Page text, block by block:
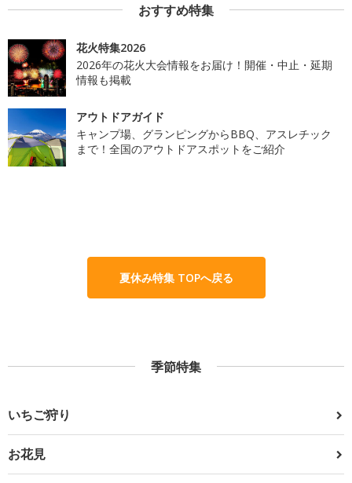
おすすめ特集
花火特集2026
2026年の花火大会情報をお届け！開催・中止・延期
情報も掲載
アウトドアガイド
キャンプ場、グランピングからBBQ、アスレチック
まで！全国のアウトドアスポットをご紹介
夏休み特集 TOPへ戻る
季節特集
いちご狩り
お花見